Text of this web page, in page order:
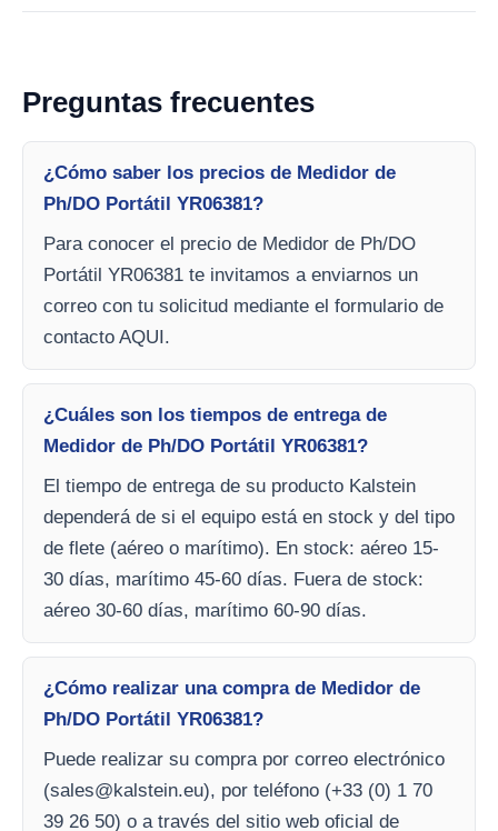
Preguntas frecuentes
¿Cómo saber los precios de Medidor de
Ph/DO Portátil YR06381?
Para conocer el precio de Medidor de Ph/DO
Portátil YR06381 te invitamos a enviarnos un
correo con tu solicitud mediante el formulario de
contacto AQUI.
¿Cuáles son los tiempos de entrega de
Medidor de Ph/DO Portátil YR06381?
El tiempo de entrega de su producto Kalstein
dependerá de si el equipo está en stock y del tipo
de flete (aéreo o marítimo). En stock: aéreo 15-
30 días, marítimo 45-60 días. Fuera de stock:
aéreo 30-60 días, marítimo 60-90 días.
¿Cómo realizar una compra de Medidor de
Ph/DO Portátil YR06381?
Puede realizar su compra por correo electrónico
(sales@kalstein.eu), por teléfono (+33 (0) 1 70
39 26 50) o a través del sitio web oficial de